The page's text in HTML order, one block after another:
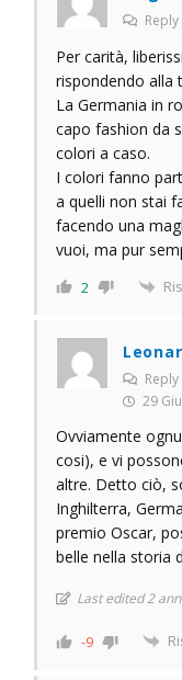
Per carità,
rispondendo alla
La Germania in
capo fashion da
colori a caso.
I colori fanno
a quelli non stai
facendo una
vuoi, ma pur
2
29
Ovviamente
cosi), e vi
altre. Detto ciò,
Inghilterra,
premio Oscar,
belle nella storia
Last edited 2
-9